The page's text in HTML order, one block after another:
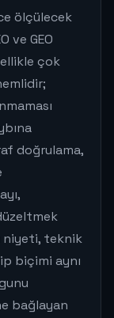
ölçülecek
ve GEO
çok
doğrulama,
niyeti, teknik
biçimi aynı
bağlayan